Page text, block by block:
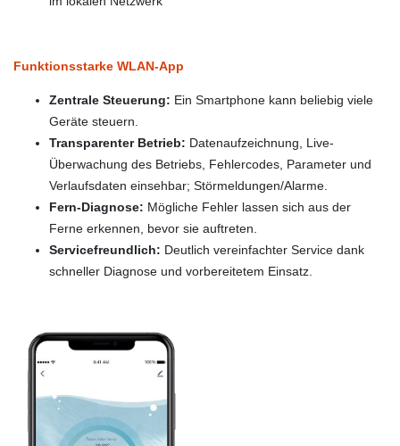
Funktionsstarke WLAN-App
Zentrale Steuerung: Ein Smartphone kann beliebig viele
Geräte steuern.
Transparenter Betrieb: Datenaufzeichnung, Live-
Überwachung des Betriebs, Fehlercodes, Parameter und
Verlaufsdaten einsehbar; Störmeldungen/Alarme.
Fern-Diagnose: Mögliche Fehler lassen sich aus der
Ferne erkennen, bevor sie auftreten.
Servicefreundlich: Deutlich vereinfachter Service dank
schneller Diagnose und vorbereitetem Einsatz.